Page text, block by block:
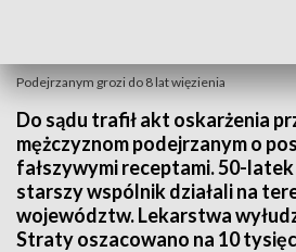
Podejrzanym grozi do 8 lat więzienia
Do sądu trafił akt oskarżenia
mężczyznom podejrzanym o
fałszywymi receptami. 50-
starszy wspólnik działali na
województw. Lekarstwa
Straty oszacowano na 10